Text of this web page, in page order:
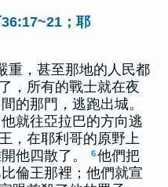
；耶
重，甚至那地的人民都
，所有的戰士就在夜
的那門，逃跑出城。
就往亞拉巴的方向逃
，在耶利哥的原野上
他四散了。
6他們把
倫王那裡；他們就宣